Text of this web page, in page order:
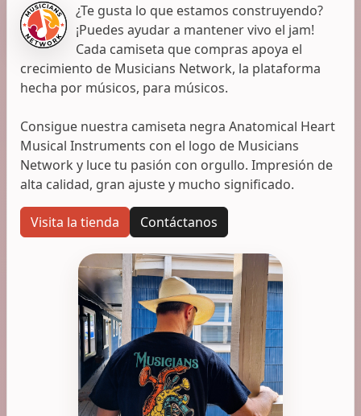
¿Te gusta lo que estamos construyendo?
¡Puedes ayudar a mantener vivo el jam!
Cada camiseta que compras apoya el
crecimiento de Musicians Network, la plataforma
hecha por músicos, para músicos.
Consigue nuestra camiseta negra Anatomical Heart
Musical Instruments con el logo de Musicians
Network y luce tu pasión con orgullo. Impresión de
alta calidad, gran ajuste y mucho significado.
Visita la tienda Contáctanos